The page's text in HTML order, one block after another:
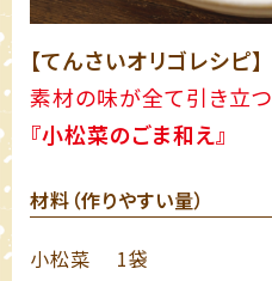
【てんさいオリゴレシピ】
素材の味が全て引き立つ
『小松菜のごま和え』
材料（作りやすい量）
小松菜 1袋